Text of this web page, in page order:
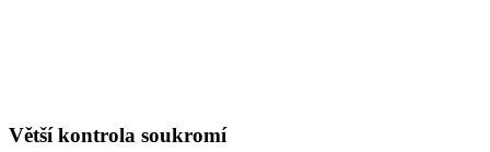
Větší kontrola soukromí